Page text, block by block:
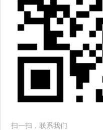
扫一扫，联系我们